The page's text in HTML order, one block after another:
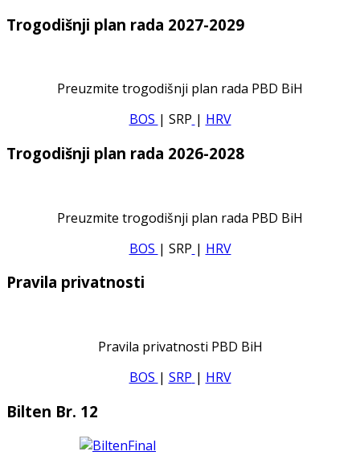
Trogodišnji plan rada 2027-2029
Preuzmite trogodišnji plan rada PBD BiH
BOS | SRP | HRV
Trogodišnji plan rada 2026-2028
Preuzmite trogodišnji plan rada PBD BiH
BOS | SRP | HRV
Pravila privatnosti
Pravila privatnosti PBD BiH
BOS | SRP | HRV
Bilten Br. 12